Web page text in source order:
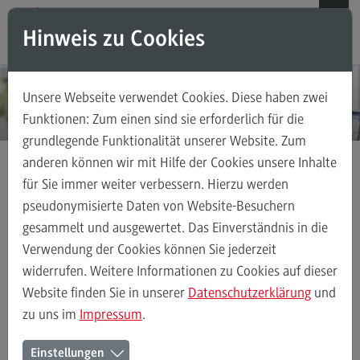
Direkt zum Inhalt
Direkt zum Hauptmenu
Direkt zum Footer
Weiterbildungsangebote für Einzelpersonen
Weiterbildungsangebote für Einzelpersonen
Weiterbildungsarten
FAQ
Kontakt
Weiterbildungsangebote für Unternehmen
Strategic IT Management & Digital Leadership
Hinweis zu Cookies
Unsere Webseite verwendet Cookies. Diese haben zwei
Funktionen: Zum einen sind sie erforderlich für die
grundlegende Funktionalität unserer Website. Zum
anderen können wir mit Hilfe der Cookies unsere Inhalte
für Sie immer weiter verbessern. Hierzu werden
pseudonymisierte Daten von Website-Besuchern
gesammelt und ausgewertet. Das Einverständnis in die
Verwendung der Cookies können Sie jederzeit
widerrufen. Weitere Informationen zu Cookies auf dieser
Website finden Sie in unserer Datenschutzerklärung und
zu uns im Impressum.
Einstellungen